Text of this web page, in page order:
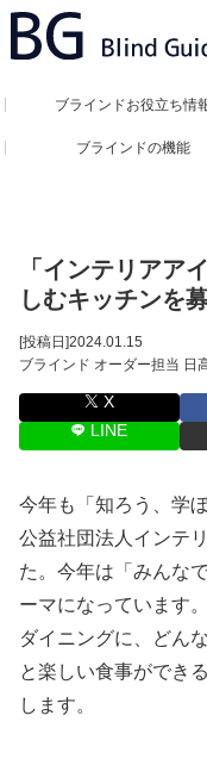
ブラインドお役立ち情
ブラインドの機能
「インテリアア
しむキッチンを
[投稿日]2024.01.15
ブラインド オーダー担当 日
X
LINE
今年も「知ろう、学
公益社団法人インテ
た。今年は「みんな
ーマになっています
ダイニングに、どん
と楽しい食事ができ
します。